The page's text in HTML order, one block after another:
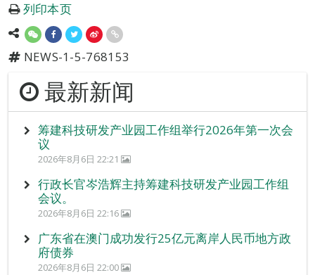
列印本页
NEWS-1-5-768153
最新新闻
筹建科技研发产业园工作组举行2026年第一次会
议
2026年8月6日 22:21
行政长官岑浩辉主持筹建科技研发产业园工作组
会议。
2026年8月6日 22:16
广东省在澳门成功发行25亿元离岸人民币地方政
府债券
2026年8月6日 22:00